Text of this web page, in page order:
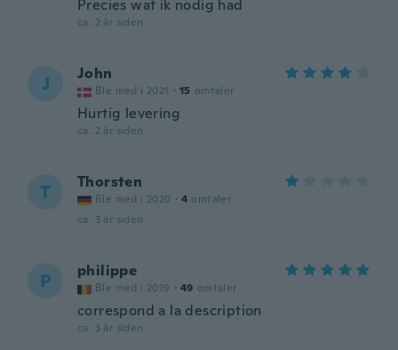
Precies wat ik nodig had
ca. 2 år siden
J John
Ble med i 2021 · 15 omtaler
Hurtig levering
ca. 2 år siden
T Thorsten
Ble med i 2020 · 4 omtaler
ca. 3 år siden
P philippe
Ble med i 2019 · 49 omtaler
correspond a la description
ca. 3 år siden